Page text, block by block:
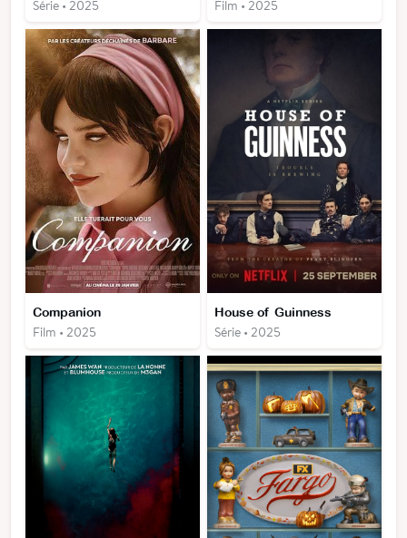
Série • 2025 Film • 2025
Companion
Film • 2025
House of Guinness
Série • 2025